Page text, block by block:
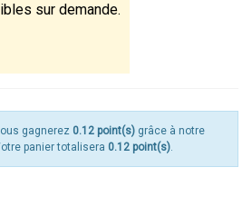
sur demande.
gagnerez 0.12 point(s) grâce à notre
panier totalisera 0.12 point(s).